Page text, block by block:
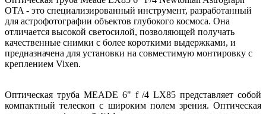
OTA - это специализированный инструмент, разработанный
для астрофотографии объектов глубокого космоса. Она
отличается высокой светосилой, позволяющей получать
качественные снимки с более короткими выдержками, и
предназначена для установки на совместимую монтировку с
креплением Vixen.
Оптическая труба MEADE 6" f /4 LX85 представляет собой
компактный телескоп с широким полем зрения. Оптическая